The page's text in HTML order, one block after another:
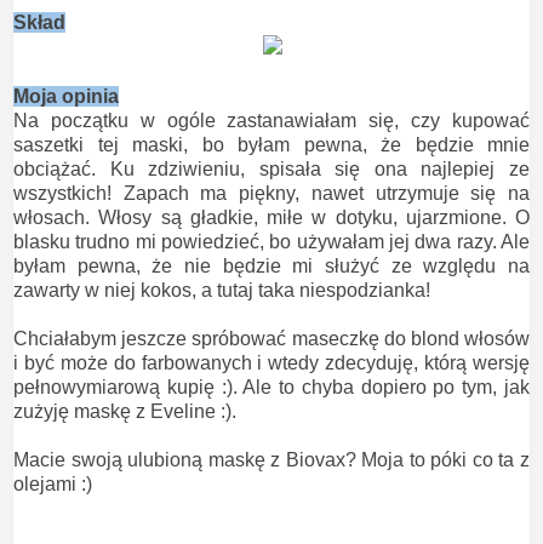
Skład
Moja opinia
Na początku w ogóle zastanawiałam się, czy kupować
saszetki tej maski, bo byłam pewna, że będzie mnie
obciążać. Ku zdziwieniu, spisała się ona najlepiej ze
wszystkich! Zapach ma piękny, nawet utrzymuje się na
włosach. Włosy są gładkie, miłe w dotyku, ujarzmione. O
blasku trudno mi powiedzieć, bo używałam jej dwa razy. Ale
byłam pewna, że nie będzie mi służyć ze względu na
zawarty w niej kokos, a tutaj taka niespodzianka!
Chciałabym jeszcze spróbować maseczkę do blond włosów
i być może do farbowanych i wtedy zdecyduję, którą wersję
pełnowymiarową kupię :). Ale to chyba dopiero po tym, jak
zużyję maskę z Eveline :).
Macie swoją ulubioną maskę z Biovax? Moja to póki co ta z
olejami :)